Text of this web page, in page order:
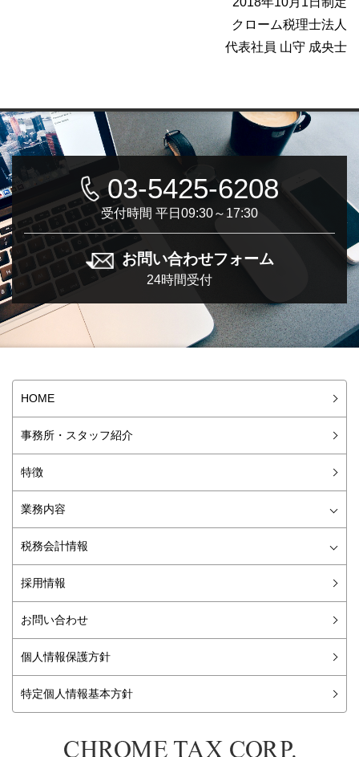
クローム税理士法人
代表社員 山守 成央士
03-5425-6208
受付時間 平日09:30～17:30
お問い合わせフォーム
24時間受付
HOME
事務所・スタッフ紹介
特徴
業務内容
会社設立
税務顧問・記帳代行
経理アウトソーシング
資金調達
株式公開・監査対応
外資系向けサービス
M&A
税務調査対策
税務会計情報
やさしい税務会計ニュース
旬の特集
会話形式で楽しく学ぶ税務基礎講座
WORDでそのまま使える経理総務書式集
経理総務担当者のための今月のお仕事カレンダー
採用情報
お問い合わせ
個人情報保護方針
特定個人情報基本方針